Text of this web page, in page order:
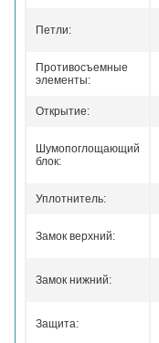
Петли:
Противосъемные
элементы:
Открытие:
Шумопоглощающий
блок:
Уплотнитель:
Замок верхний:
Замок нижний:
Защита: